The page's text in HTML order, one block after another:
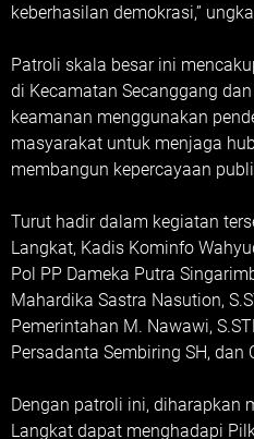
keberhasilan demokrasi,”
Patroli skala besar ini
di Kecamatan Secanggang
keamanan menggunakan
masyarakat untuk menjaga
membangun kepercayaan
Turut hadir dalam kegiatan
Langkat, Kadis Kominfo
Pol PP Dameka Putra
Mahardika Sastra Nasution,
Pemerintahan M. Nawawi,
Persadanta Sembiring SH, dan
Dengan patroli ini, diharapkan
Langkat dapat menghadapi